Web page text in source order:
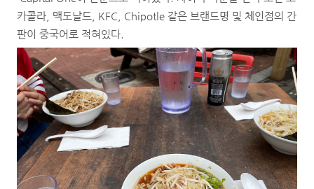
카콜라, 맥도날드, KFC, Chipotle 같은 브랜드명 및 체인점의 간
판이 중국어로 적혀있다.